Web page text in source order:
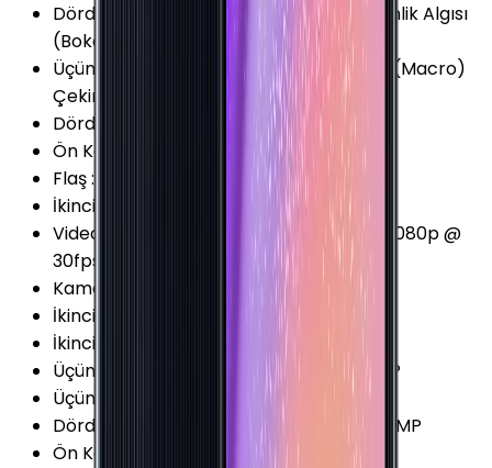
Dördüncü Arka Kamera Özellikleri
:
Derinlik Algısı
(Bokeh)
Üçüncü Arka Kamera Özellikleri
Makro (Macro)
Çekim
Dördüncü Arka Kamera
Var
Ön Kamera Video Çözünürlüğü
: 1080p
Flaş:
İkinci Arka Kamera Diyafram :
F2.2
Video Kayıt Seçenekleri
720p @ 30fps 1080p @
30fps
Kamera Çözünürlüğü
48 MP
İkinci Arka Kamera Çözünürlüğü
8 MP
İkinci Arka Kamera
Üçüncü Arka Kamera Çözünürlüğü :
2 MP
Üçüncü Arka Kamera Diyafram
F2.4
Dördüncü Arka Kamera Çözünürlüğü
2 MP
Ön Kamera FPS Değeri : 30 fps